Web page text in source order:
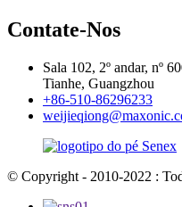
Contate-Nos
Sala 102, 2º andar, nº
Tianhe, Guangzhou
+86-510-86296233
© Copyright - 2010-2022 :